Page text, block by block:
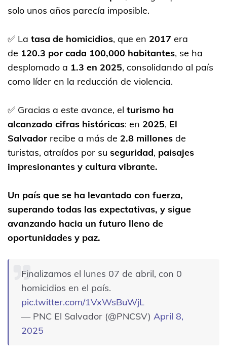
solo unos años parecía imposible.
✅ La tasa de homicidios, que en 2017 era
de 120.3 por cada 100,000 habitantes, se ha
desplomado a 1.3 en 2025, consolidando al país
como líder en la reducción de violencia.
✅ Gracias a este avance, el turismo ha
alcanzado cifras históricas: en 2025, El
Salvador recibe a más de 2.8 millones de
turistas, atraídos por su seguridad, paisajes
impresionantes y cultura vibrante.
Un país que se ha levantado con fuerza,
superando todas las expectativas, y sigue
avanzando hacia un futuro lleno de
oportunidades y paz.
Finalizamos el lunes 07 de abril, con 0
homicidios en el país.
pic.twitter.com/1VxWsBuWjL
— PNC El Salvador (@PNCSV) April 8,
2025